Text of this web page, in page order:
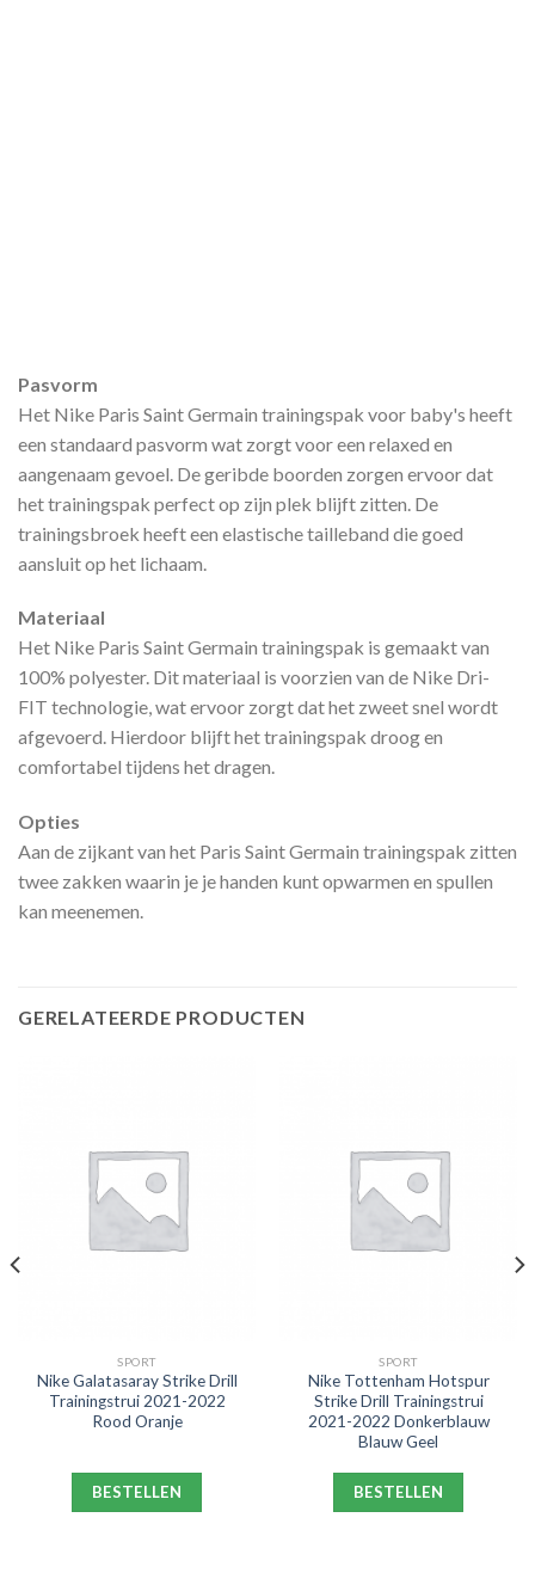
Pasvorm
Het Nike Paris Saint Germain trainingspak voor baby's heeft
een standaard pasvorm wat zorgt voor een relaxed en
aangenaam gevoel. De geribde boorden zorgen ervoor dat
het trainingspak perfect op zijn plek blijft zitten. De
trainingsbroek heeft een elastische tailleband die goed
aansluit op het lichaam.
Materiaal
Het Nike Paris Saint Germain trainingspak is gemaakt van
100% polyester. Dit materiaal is voorzien van de Nike Dri-
FIT technologie, wat ervoor zorgt dat het zweet snel wordt
afgevoerd. Hierdoor blijft het trainingspak droog en
comfortabel tijdens het dragen.
Opties
Aan de zijkant van het Paris Saint Germain trainingspak zitten
twee zakken waarin je je handen kunt opwarmen en spullen
kan meenemen.
GERELATEERDE PRODUCTEN
SPORT
Nike Galatasaray Strike Drill
Trainingstrui 2021-2022
Rood Oranje
BESTELLEN
SPORT
Nike Tottenham Hotspur
Strike Drill Trainingstrui
2021-2022 Donkerblauw
Blauw Geel
BESTELLEN